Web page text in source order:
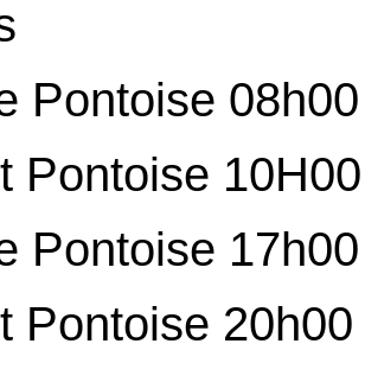
Pontoise 08h00
Pontoise 10H00
Pontoise 17h00
Pontoise 20h00